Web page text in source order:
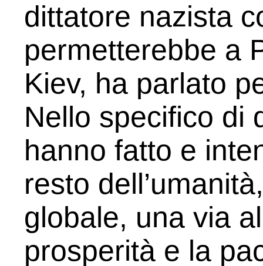
dittatore nazista
permetterebbe a
Kiev, ha parlato
Nello specifico di
hanno fatto e
resto
globale, una via
prosperità e la